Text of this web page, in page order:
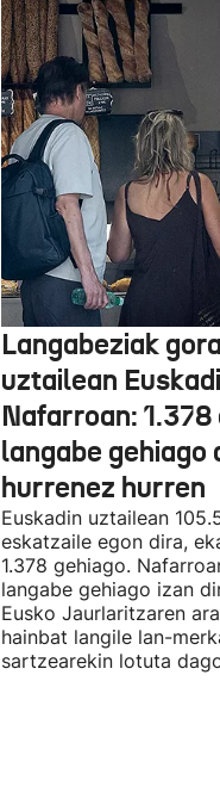
Langabeziak
uztailean
Nafarroan:
langabe gehiago
hurrenez hurren
Euskadin uztailean
eskatzaile egon dira,
1.378 gehiago.
langabe gehiago izan
Eusko Jaurlaritzaren
hainbat langile lan-
sartzearekin lotuta